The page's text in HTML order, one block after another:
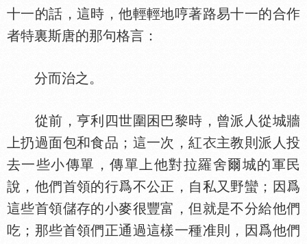
十一的話，這時，他輕輕地哼著路易十一的合作
者特裏斯唐的那句格言：
分而治之。
從前，亨利四世圍困巴黎時，曾派人從城牆
上扔過面包和食品；這一次，紅
主教則派人投
去一些小傳單，傳單上他對拉羅舍爾城的軍民
說，他們首領的行爲不公正，自私又野蠻；因爲
這些首領儲存的小麥很豐富，但就是不分給他們
吃；那些首領們正通過這樣一種准則，因爲他們